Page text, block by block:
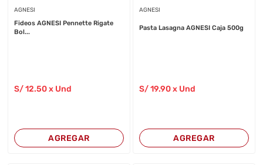
AGNESI
Fideos AGNESI Pennette Rigate
Bol...
S/12.50 x Und
AGREGAR
AGNESI
Pasta Lasagna AGNESI Caja 500g
S/19.90x Und
AGREGAR